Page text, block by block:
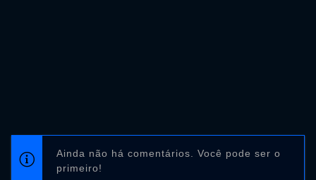
Ainda não há comentários. Você pode ser o
primeiro!